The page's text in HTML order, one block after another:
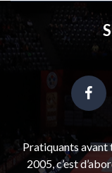
Pratiquants
2005, c’est